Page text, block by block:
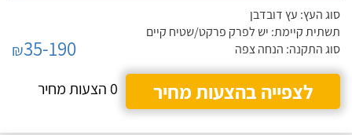
סוג העץ: עץ דובדבן
תשתית קיימת: יש לפרק פרקט/שטיח קיים
סוג התקנה: הנחה צפה
₪35-190
לצפייה בהצעות מחיר
0 הצעות מחיר